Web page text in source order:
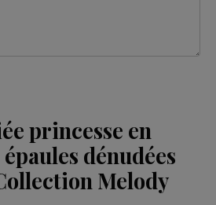
princesse en
dénudées
Melody